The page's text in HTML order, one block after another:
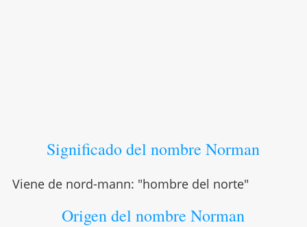
Significado del nombre Norman
Viene de nord-mann: "hombre del norte"
Origen del nombre Norman